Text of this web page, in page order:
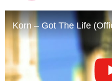
Korn – Got The Life